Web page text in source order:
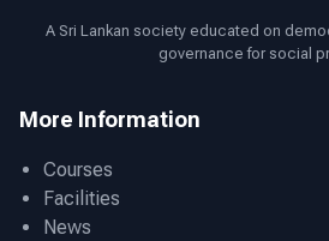
A Sri Lankan society educated on
governance for social
More Information
Courses
Facilities
News